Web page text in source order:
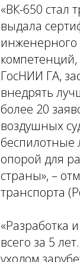
«ВК-650 стал
выдала
инженерного
компетенций,
ГосНИИ ГА,
внедрять
более 20
воздушных
беспилотные
опорой для
страны», –
транспорта
«Разработка
всего за 5
уходом